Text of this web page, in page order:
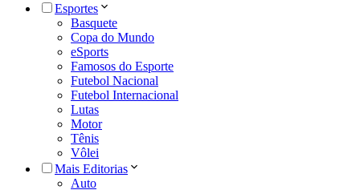
Esportes
Basquete
Copa do Mundo
eSports
Famosos do Esporte
Futebol Nacional
Futebol Internacional
Lutas
Motor
Tênis
Vôlei
Mais Editorias
Auto